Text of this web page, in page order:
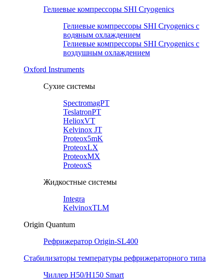
Гелиевые компрессоры SHI Cryogenics
Гелиевые компрессоры SHI Cryogenics с
водяным охлаждением
Гелиевые компрессоры SHI Cryogenics с
воздушным охлаждением
Oxford Instruments
Сухие системы
SpectromagPT
TeslatronPT
HelioxVT
Kelvinox JT
Proteox5mK
ProteoxLX
ProteoxMX
ProteoxS
Жидкостные системы
Integra
KelvinoxTLM
Origin Quantum
Рефрижератор Origin-SL400
Стабилизаторы температуры рефрижераторного типа
Чиллер H50/H150 Smart